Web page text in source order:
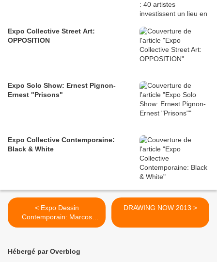
Expo Collective Street Art:
OPPOSITION
Expo Solo Show: Ernest Pignon-
Ernest "Prisons"
Expo Collective Contemporaine:
Black & White
< Expo Dessin
Contemporain: Marcos
Carrasquer
DRAWING NOW 2013 >
Hébergé par Overblog